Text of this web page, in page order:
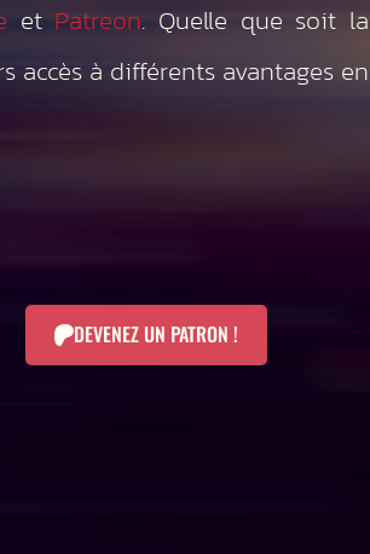
et Patreon. Quelle que soit la
accès à différents avantages en
DEVENEZ UN PATRON !